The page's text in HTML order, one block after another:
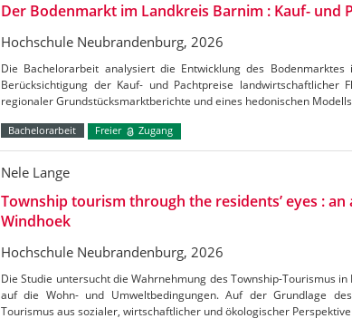
Der Bodenmarkt im Landkreis Barnim : Kauf- und
Hochschule Neubrandenburg, 2026
Die Bachelorarbeit analysiert die Entwicklung des
Berücksichtigung der Kauf- und Pachtpreise landwirtschaftlicher
regionaler Grundstücksmarktberichte und eines hedonischen
Bachelorarbeit Freier Zugang
Nele Lange
Township tourism through the residents’ eyes :
Windhoek
Hochschule Neubrandenburg, 2026
Die Studie untersucht die Wahrnehmung des Township-Tourismus
auf die Wohn- und Umweltbedingungen. Auf der Grundlage
Tourismus aus sozialer, wirtschaftlicher und ökologischer